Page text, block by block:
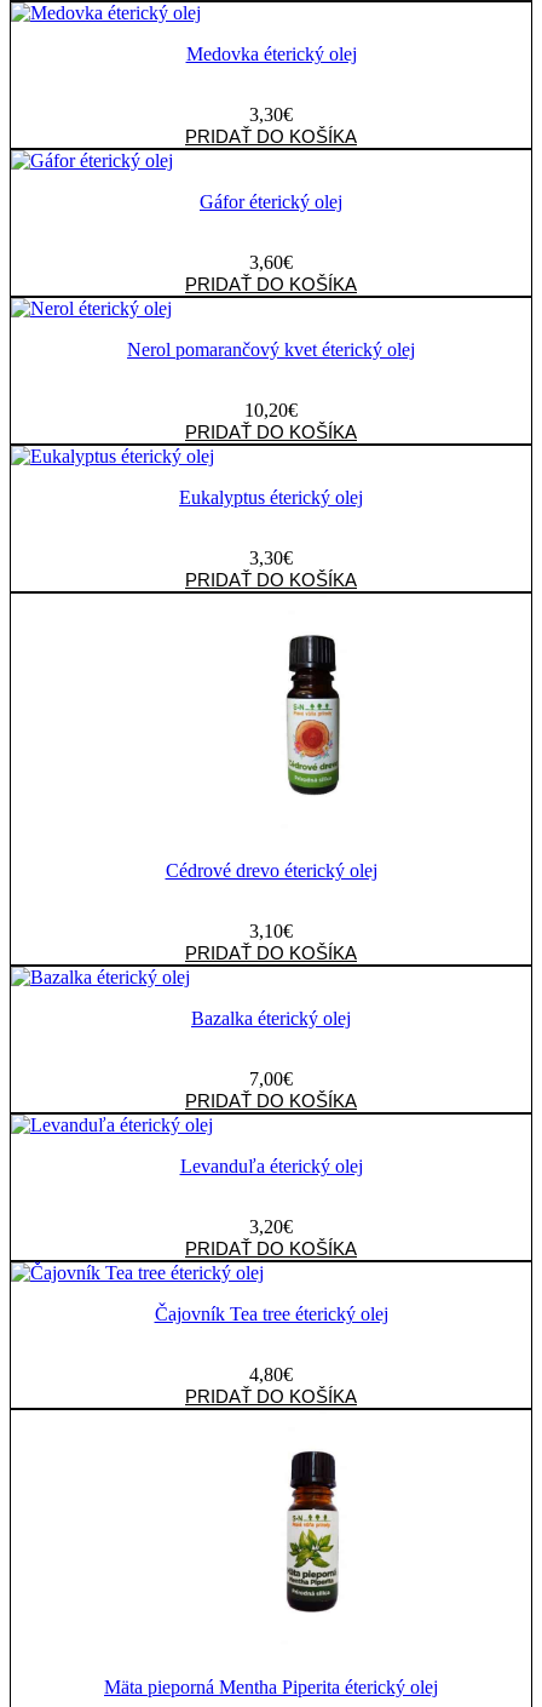
Elemi
olej
Medovka éterický olej
3,30€
množstvo
Medovka
olej
PRIDAŤ DO KOŠÍKA
Gáfor éterický olej
3,60€
množstvo
Gáfor
olej
PRIDAŤ DO KOŠÍKA
Nerol pomarančový kvet éterický olej
10,20€
množstvo
Nerol
kvet
PRIDAŤ DO KOŠÍKA
Eukalyptus éterický olej
3,30€
množstvo
Eukalyptus
olej
PRIDAŤ DO KOŠÍKA
Cédrové drevo éterický olej
3,10€
množstvo
Cédrové
éterický
PRIDAŤ DO KOŠÍKA
Bazalka éterický olej
7,00€
množstvo
Bazalka
olej
PRIDAŤ DO KOŠÍKA
Levanduľa éterický olej
3,20€
množstvo
Levanduľa
olej
PRIDAŤ DO KOŠÍKA
Čajovník Tea tree éterický olej
4,80€
množstvo
Čajovník
tree
éterický
olej
PRIDAŤ DO KOŠÍKA
Mäta pieporná Mentha Piperita éterický olej